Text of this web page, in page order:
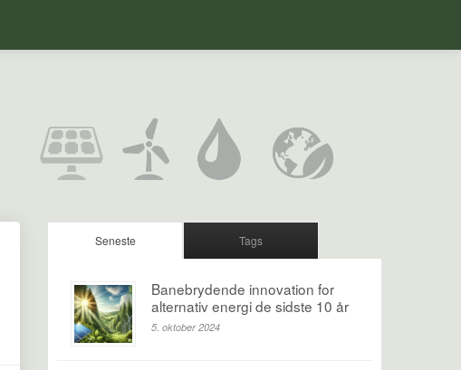
Seneste Tags
Banebrydende innovation for
alternativ energi de sidste 10 år
5. oktober 2024